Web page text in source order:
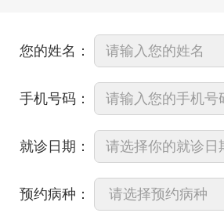
您的姓名：
手机号码：
就诊日期：
预约病种：